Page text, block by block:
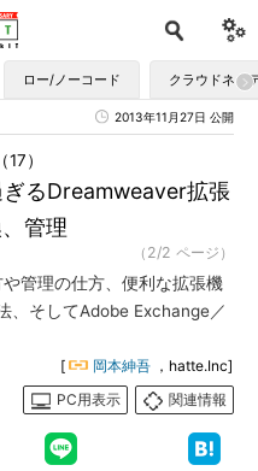
ロー/ノーコード クラウドネイ
2013年11月27日 公開
るDreamweaver拡張
管理
）
（2/2 ページ）
管理の仕方、便利な拡張機
、そしてAdobe Exchange／
[ 岡本紳吾 ，hatte.Inc]
PC用表示
関連情報